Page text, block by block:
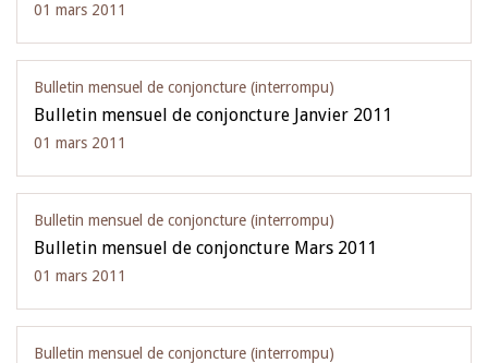
01 mars 2011
Bulletin mensuel de conjoncture (interrompu)
Bulletin mensuel de conjoncture Janvier 2011
01 mars 2011
Bulletin mensuel de conjoncture (interrompu)
Bulletin mensuel de conjoncture Mars 2011
01 mars 2011
Bulletin mensuel de conjoncture (interrompu)